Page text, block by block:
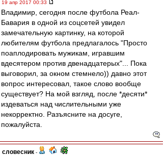
19 апр 2017 00:33
Владимир, сегодня после футбола Реал-
Бавария в одной из соцсетей увидел
замечательную картинку, на которой
любителям футбола предлагалось "Просто
поаплодировать мужикам, игравшим
вдесятером против двенадцатерых"... Пока
выговорил, за окном стемнело)) давно этот
вопрос интересовал, такое слово вообще
существует? На мой взгляд, после *десяти*
издеваться над числительными уже
некорректно. Разъясните на досуге,
пожалуйста.
словесник -